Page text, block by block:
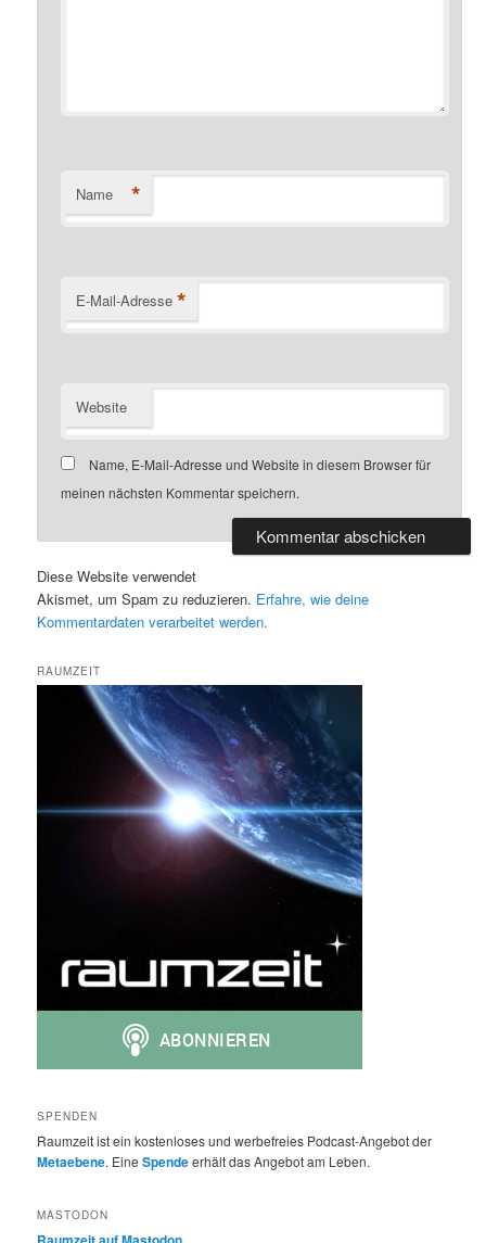
Name *
E-Mail-Adresse *
Website
Name, E-Mail-Adresse und Website in diesem Browser für
meinen nächsten Kommentar speichern.
Diese Website verwendet
Akismet, um Spam zu reduzieren. Erfahre, wie deine
Kommentardaten verarbeitet werden.
RAUMZEIT
SPENDEN
Raumzeit ist ein kostenloses und werbefreies Podcast-Angebot der
Metaebene. EineSpendeerhält das Angebot am Leben.
MASTODON